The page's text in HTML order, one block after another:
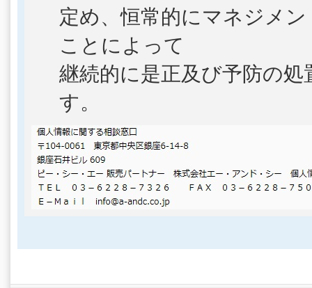
定め、恒常的にマネジメ
ことによって
継続的に是正及び予防の
す。